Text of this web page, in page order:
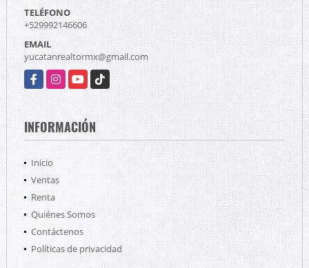
TELÉFONO
+529992146606
EMAIL
yucatanrealtormx@gmail.com
FacebookInstagramYouTubeTikTok
INFORMACIÓN
Inicio
Ventas
Renta
Quiénes Somos
Contáctenos
Políticas de privacidad